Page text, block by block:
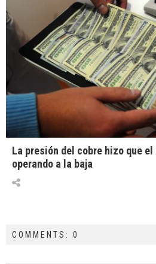
La presión del cobre hizo que
operando a la baja
COMMENTS: 0